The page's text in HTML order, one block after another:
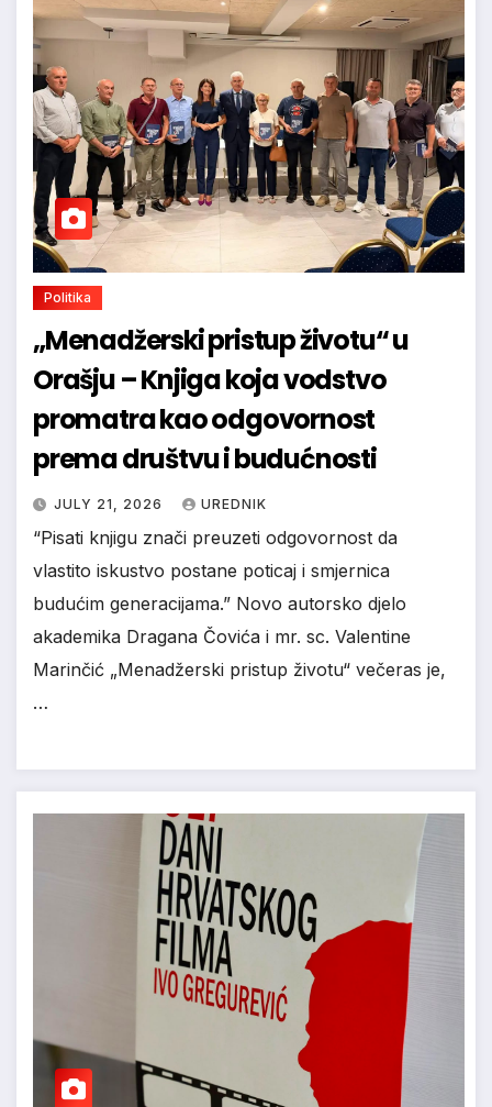
Politika
„Menadžerski pristup životu“ u
Orašju – Knjiga koja vodstvo
promatra kao odgovornost
prema društvu i budućnosti
JULY 21, 2026 UREDNIK
“Pisati knjigu znači preuzeti odgovornost da
vlastito iskustvo postane poticaj i smjernica
budućim generacijama.” Novo autorsko djelo
akademika Dragana Čovića i mr. sc. Valentine
Marinčić „Menadžerski pristup životu“ večeras je,
…